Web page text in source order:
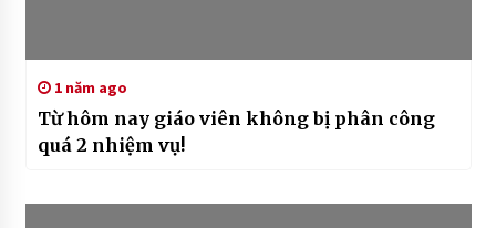
1 năm ago
Từ hôm nay giáo viên không bị phân công
quá 2 nhiệm vụ!